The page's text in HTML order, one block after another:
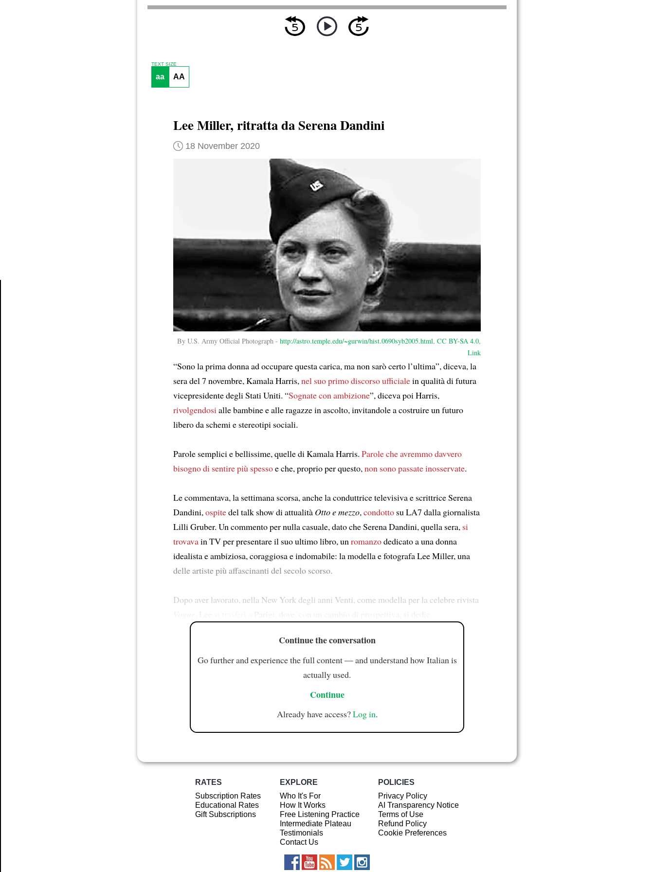
TEXT SIZE
aa AA
Lee Miller, ritratta da Serena Dandini
18 November 2020
By U.S. Army Official Photograph - http://astro.temple.edu/~gurwin/hist.0690syb2005.html, CC BY-SA 4.0,
Link
“Sono la prima donna ad occupare questa carica, ma non sarò certo l’ultima”, diceva, la
sera del 7 novembre, Kamala Harris, nel suo primo discorso ufficialein qualità di futura
vicepresidente degli Stati Uniti. “Sognate con ambizione”, diceva poi Harris,
rivolgendosi alle bambine e alle ragazze in ascolto, invitandole a costruire un futuro
libero da schemi e stereotipi sociali.
Parole semplici e bellissime, quelle di Kamala Harris. Parole che avremmo davvero
bisogno di sentire più spessoe che, proprio per questo, non sono passate inosservate.
Le commentava, la settimana scorsa, anche la conduttrice televisiva e scrittrice Serena
Dandini, ospitedel talk show di attualità Otto e mezzo, condotto su LA7 dalla giornalista
Lilli Gruber. Un commento per nulla casuale, dato che Serena Dandini, quella sera, si
trovavain TV per presentare il suo ultimo libro, un romanzodedicato a una donna
idealista e ambiziosa, coraggiosa e indomabile: la modella e fotografa Lee Miller, una
delle artiste più affascinanti del secolo scorso.
Dopo aver lavorato, nella New York degli anni Venti, come modella per la celebre rivista
Continue the conversation
Go further and experience the full content — and understand how Italian is
actually used.
Continue
Already have access?Log in.
RATES
Subscription Rates
Educational Rates
Gift Subscriptions
EXPLORE
Who It's For
How It Works
Free Listening Practice
Intermediate Plateau
Testimonials
Contact Us
POLICIES
Privacy Policy
AI Transparency Notice
Terms of Use
Refund Policy
Cookie Preferences